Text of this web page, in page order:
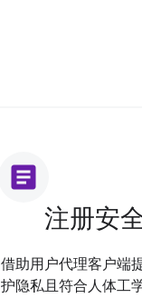
article
注册安
借助用户代理客户端
护隐私且符合人体工